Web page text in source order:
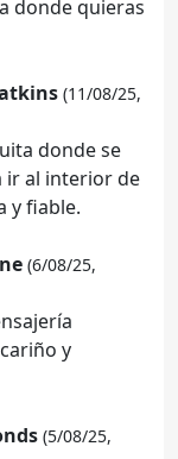
donde quieras
(11/08/25,
donde se
ir al interior de
y fiable.
(6/08/25,
y
(5/08/25,